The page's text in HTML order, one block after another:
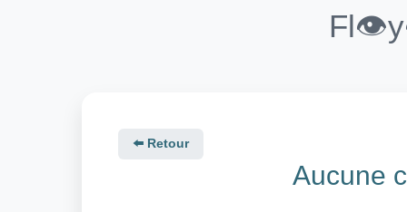
⬅️ Retour
Aucune